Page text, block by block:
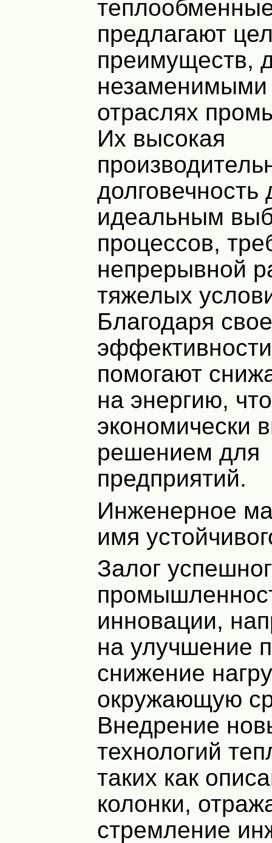
предлагают
преимуществ,
незаменимыми
отраслях
Их высокая
долговечность
идеальным
процессов,
непрерывной
тяжелых
Благодаря
помогают
на энергию,
экономически
решением для
предприятий.
Инженерное
имя
Залог
инновации,
на улучшение
снижение
окружающую
Внедрение
технологий
таких как
колонки,
стремление